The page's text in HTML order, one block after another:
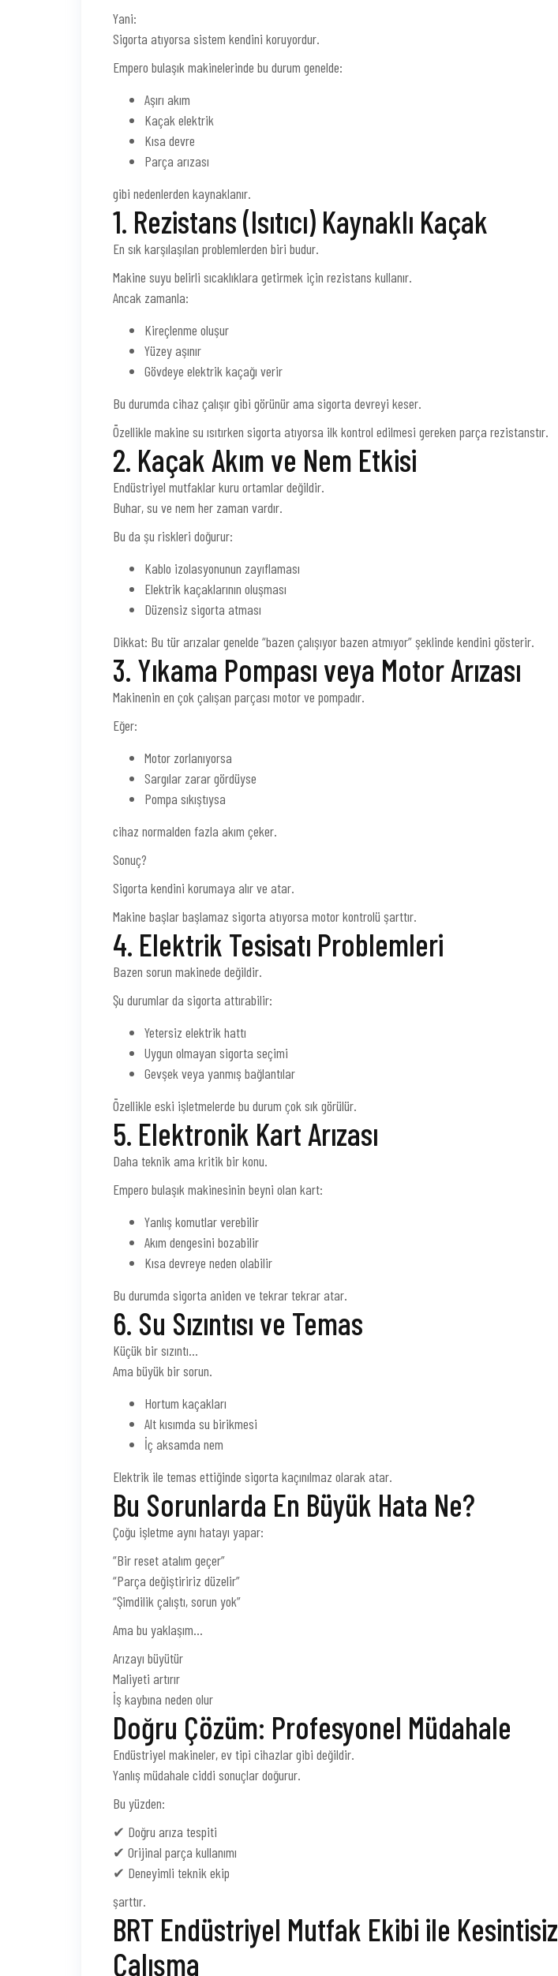
Yani:
Sigorta atıyorsa sistem kendini koruyordur.
Empero bulaşık makinelerinde bu durum genelde:
Aşırı akım
Kaçak elektrik
Kısa devre
Parça arızası
gibi nedenlerden kaynaklanır.
1. Rezistans (Isıtıcı) Kaynaklı Kaçak
En sık karşılaşılan problemlerden biri budur.
Makine suyu belirli sıcaklıklara getirmek için rezistans kullanır.
Ancak zamanla:
Kireçlenme oluşur
Yüzey aşınır
Gövdeye elektrik kaçağı verir
Bu durumda cihaz çalışır gibi görünür ama sigorta devreyi keser.
Özellikle makine su ısıtırken sigorta atıyorsa ilk kontrol edilmesi gereken parça rezistanstır.
2. Kaçak Akım ve Nem Etkisi
Endüstriyel mutfaklar kuru ortamlar değildir.
Buhar, su ve nem her zaman vardır.
Bu da şu riskleri doğurur:
Kablo izolasyonunun zayıflaması
Elektrik kaçaklarının oluşması
Düzensiz sigorta atması
Dikkat: Bu tür arızalar genelde “bazen çalışıyor bazen atmıyor” şeklinde kendini gösterir.
3. Yıkama Pompası veya Motor Arızası
Makinenin en çok çalışan parçası motor ve pompadır.
Eğer:
Motor zorlanıyorsa
Sargılar zarar gördüyse
Pompa sıkıştıysa
cihaz normalden fazla akım çeker.
Sonuç?
Sigorta kendini korumaya alır ve atar.
Makine başlar başlamaz sigorta atıyorsa motor kontrolü şarttır.
4. Elektrik Tesisatı Problemleri
Bazen sorun makinede değildir.
Şu durumlar da sigorta attırabilir:
Yetersiz elektrik hattı
Uygun olmayan sigorta seçimi
Gevşek veya yanmış bağlantılar
Özellikle eski işletmelerde bu durum çok sık görülür.
5. Elektronik Kart Arızası
Daha teknik ama kritik bir konu.
Empero bulaşık makinesinin beyni olan kart:
Yanlış komutlar verebilir
Akım dengesini bozabilir
Kısa devreye neden olabilir
Bu durumda sigorta aniden ve tekrar tekrar atar.
6. Su Sızıntısı ve Temas
Küçük bir sızıntı…
Ama büyük bir sorun.
Hortum kaçakları
Alt kısımda su birikmesi
İç aksamda nem
Elektrik ile temas ettiğinde sigorta kaçınılmaz olarak atar.
Bu Sorunlarda En Büyük Hata Ne?
Çoğu işletme aynı hatayı yapar:
“Bir reset atalım geçer”
“Parça değiştiririz düzelir”
“Şimdilik çalıştı, sorun yok”
Ama bu yaklaşım…
Arızayı büyütür
Maliyeti artırır
İş kaybına neden olur
Doğru Çözüm: Profesyonel Müdahale
Endüstriyel makineler, ev tipi cihazlar gibi değildir.
Yanlış müdahale ciddi sonuçlar doğurur.
Bu yüzden:
✔ Doğru arıza tespiti
✔ Orijinal parça kullanımı
✔ Deneyimli teknik ekip
şarttır.
BRT Endüstriyel Mutfak Ekibi ile Kesintisiz
Çalışma